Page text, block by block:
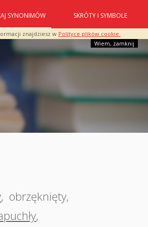
znajdziesz w Polityce plików cookie.
Wiem, zamknij
SYNONIMÓW SKRÓTY I SYMBOLE
, obrzęknięty,
,